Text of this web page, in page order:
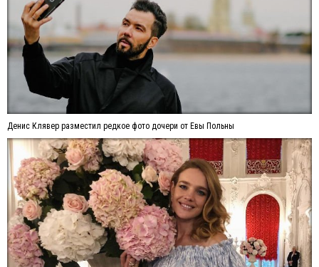
Денис Клявер разместил редкое фото дочери от Евы Польны